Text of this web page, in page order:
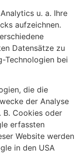
u. a. Ihre
aufzeichnen.
Datensätze zu
Technologien bei
die die
der Analyse
B. Cookies oder
erfassten
Website werden
in den USA